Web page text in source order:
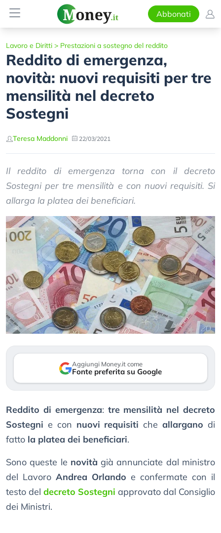
Abbonati
Lavoro e Diritti > Prestazioni a sostegno del reddito
Reddito di emergenza,
novità: nuovi requisiti per tre
mensilità nel decreto
Sostegni
Teresa Maddonni 22/03/2021
Il reddito di emergenza torna con il decreto
Sostegni per tre mensilità e con nuovi requisiti. Si
allarga la platea dei beneficiari.
Aggiungi Money.it come
Fonte preferita su Google
Reddito di emergenza: tre mensilità nel decreto
Sostegni e con nuovi requisiti cheallargano di
fatto la platea dei beneficiari.
Sono queste le novità già annunciate dal ministro
del Lavoro Andrea Orlando e confermate con il
testo del decreto Sostegni approvato dal Consiglio
dei Ministri.